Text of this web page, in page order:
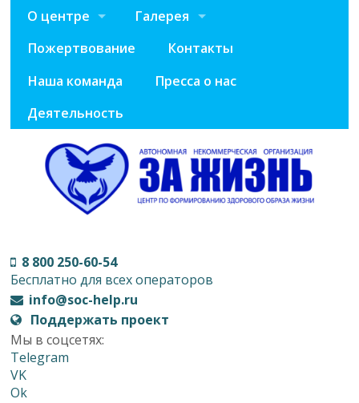
О центре
Галерея
Пожертвование
Контакты
Наша команда
Пресса о нас
Деятельность
8 800 250-60-54
Бесплатно для всех операторов
info@soc-help.ru
Поддержать проект
Мы в соцсетях:
Telegram
VK
Ok